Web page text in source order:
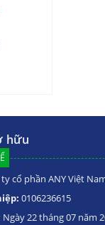
hữu
cổ phần ANY Việt
0106236615
Ngày 22 tháng 07 năm